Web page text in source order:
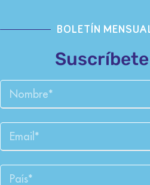
BOLETÍN
Suscríbete